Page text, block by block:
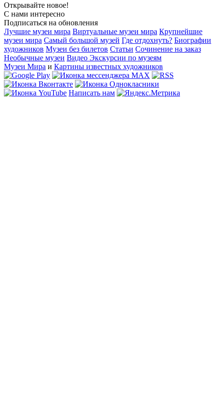
Открывайте новое!
С нами интересно
Подписаться на обновления
Лучшие музеи мира Виртуальные музеи мира Крупнейшие
музеи мира Самый большой музей Где отдохнуть? Биографии
художников Музеи без билетов Статьи Сочинение на заказ
Необычные музеи Видео Экскурсии по музеям
Музеи Мира и Картины известных художников
Написать нам